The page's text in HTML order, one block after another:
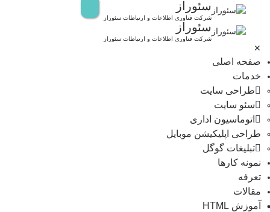
سئوراز
شرکت فناوری اطلاعات و ارتباطات سئوراز
سئوراز
شرکت فناوری اطلاعات و ارتباطات سئوراز
✕
صفحه اصلی
خدمات
طراحی سایت
سئو سایت
اتوماسیون اداری
طراحی اپلیکیشن موبایل
تبلیغات گوگل
نمونه کارها
تعرفه
مقالات
آموزش HTML